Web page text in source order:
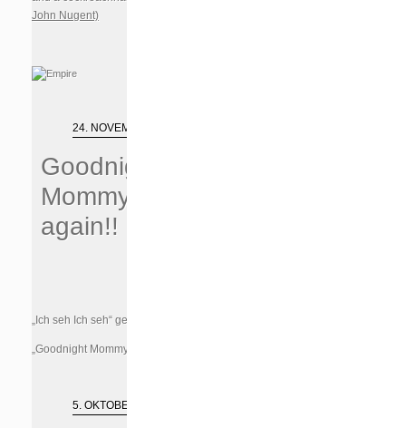
John Nugent)
24. NOVEMBER 2014
Goodnight
Mommy wins
again!!
„Ich seh Ich seh“ gewinnt in Ljubljana!!
„Goodnight Mommy“ wins in Ljubljana!!
5. OKTOBER 2013